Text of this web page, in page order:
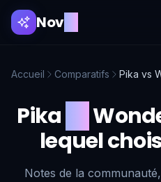
NovAI
Accueil Comparatifs Pika vs
Pika
lequel
Notes de la